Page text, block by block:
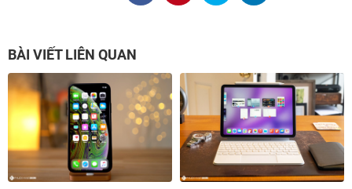
BÀI VIẾT LIÊN QUAN